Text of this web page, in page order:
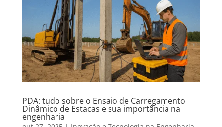
PDA: tudo sobre o Ensaio de Carregamento
Dinâmico de Estacas e sua importância na
engenharia